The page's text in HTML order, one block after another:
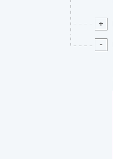
+
-